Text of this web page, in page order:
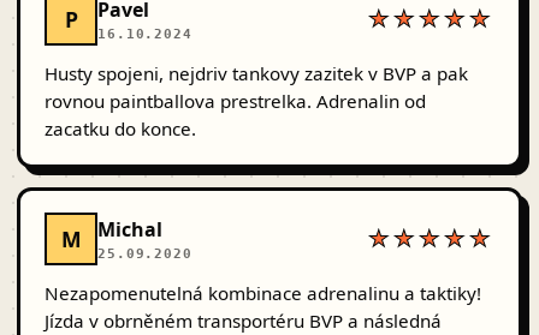
P Pavel
16.10.2024
★★★★★
Husty spojeni, nejdriv tankovy zazitek v BVP a pak
rovnou paintballova prestrelka. Adrenalin od
zacatku do konce.
M Michal
25.09.2020
★★★★★
Nezapomenutelná kombinace adrenalinu a taktiky!
Jízda v obrněném transportéru BVP a následná